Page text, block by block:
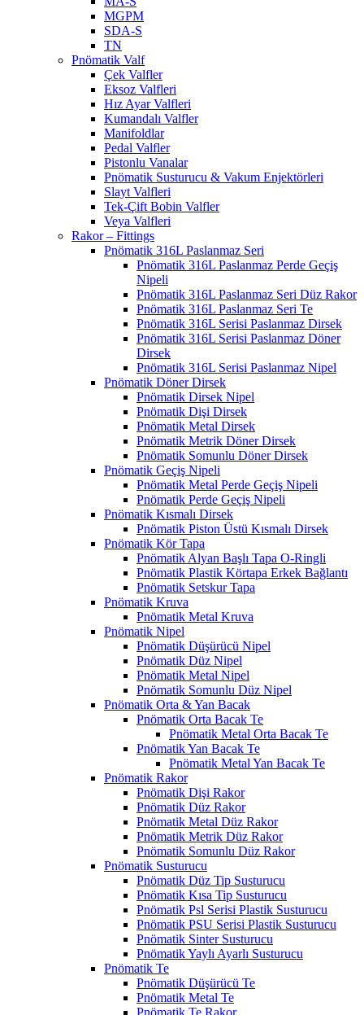
MGPM
SDA-S
TN
Pnömatik Valf
Çek Valfler
Eksoz Valfleri
Hız Ayar Valfleri
Kumandalı Valfler
Manifoldlar
Pedal Valfler
Pistonlu Vanalar
Pnömatik Susturucu & Vakum Enjektörleri
Slayt Valfleri
Tek-Çift Bobin Valfler
Veya Valfleri
Rakor – Fittings
Pnömatik 316L Paslanmaz Seri
Pnömatik 316L Paslanmaz Perde Geçiş
Nipeli
Pnömatik 316L Paslanmaz Seri Düz Rakor
Pnömatik 316L Paslanmaz Seri Te
Pnömatik 316L Serisi Paslanmaz Dirsek
Pnömatik 316L Serisi Paslanmaz Döner
Dirsek
Pnömatik 316L Serisi Paslanmaz Nipel
Pnömatik Döner Dirsek
Pnömatik Dirsek Nipel
Pnömatik Dişi Dirsek
Pnömatik Metal Dirsek
Pnömatik Metrik Döner Dirsek
Pnömatik Somunlu Döner Dirsek
Pnömatik Geçiş Nipeli
Pnömatik Metal Perde Geçiş Nipeli
Pnömatik Perde Geçiş Nipeli
Pnömatik Kısmalı Dirsek
Pnömatik Piston Üstü Kısmalı Dirsek
Pnömatik Kör Tapa
Pnömatik Alyan Başlı Tapa O-Ringli
Pnömatik Plastik Körtapa Erkek Bağlantı
Pnömatik Setskur Tapa
Pnömatik Kruva
Pnömatik Metal Kruva
Pnömatik Nipel
Pnömatik Düşürücü Nipel
Pnömatik Düz Nipel
Pnömatik Metal Nipel
Pnömatik Somunlu Düz Nipel
Pnömatik Orta & Yan Bacak
Pnömatik Orta Bacak Te
Pnömatik Metal Orta Bacak Te
Pnömatik Yan Bacak Te
Pnömatik Metal Yan Bacak Te
Pnömatik Rakor
Pnömatik Dişi Rakor
Pnömatik Düz Rakor
Pnömatik Metal Düz Rakor
Pnömatik Metrik Düz Rakor
Pnömatik Somunlu Düz Rakor
Pnömatik Susturucu
Pnömatik Düz Tip Susturucu
Pnömatik Kısa Tip Susturucu
Pnömatik Psl Serisi Plastik Susturucu
Pnömatik PSU Serisi Plastik Susturucu
Pnömatik Sinter Susturucu
Pnömatik Yaylı Ayarlı Susturucu
Pnömatik Te
Pnömatik Düşürücü Te
Pnömatik Metal Te